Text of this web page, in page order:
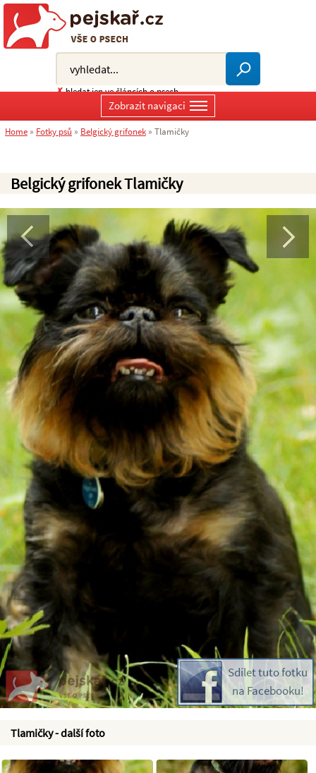
Belgický grifonek Tlamičky
Sdílet tuto fotku
na Facebooku!
Tlamičky - další foto
✗hledat jen ve článcích o psech
Zobrazit navigaci
Home » Fotky psů » Belgický grifonek » Tlamičky